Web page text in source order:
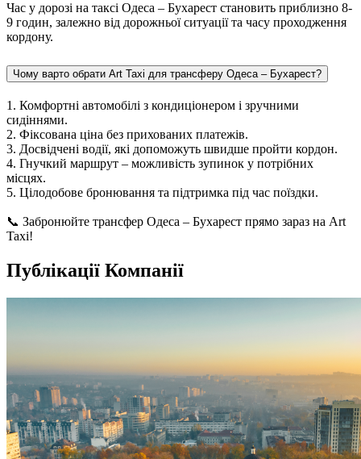
Час у дорозі на таксі Одеса – Бухарест становить приблизно 8-
9 годин, залежно від дорожньої ситуації та часу проходження
кордону.
Чому варто обрати Art Taxi для трансферу Одеса – Бухарест?
1. Комфортні автомобілі з кондиціонером і зручними
сидіннями.
2. Фіксована ціна без прихованих платежів.
3. Досвідчені водії, які допоможуть швидше пройти кордон.
4. Гнучкий маршрут – можливість зупинок у потрібних
місцях.
5. Цілодобове бронювання та підтримка під час поїздки.
📞 Забронюйте трансфер Одеса – Бухарест прямо зараз на Art
Taxi!
Публікації Компанії